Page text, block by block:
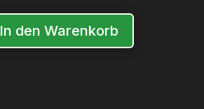
In den Warenkorb